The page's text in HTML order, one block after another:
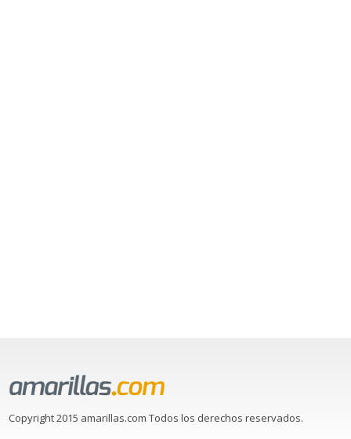
Copyright 2015 amarillas.com Todos los derechos reservados.